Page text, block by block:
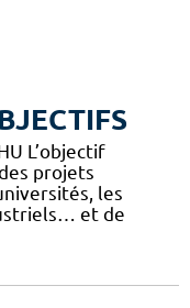
L’objectif
projets
les
et de